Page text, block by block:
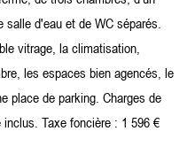
d'eau et de WC séparés.
vitrage, la climatisation,
les espaces bien agencés, le
place de parking. Charges de
Taxe foncière : 1 596 €